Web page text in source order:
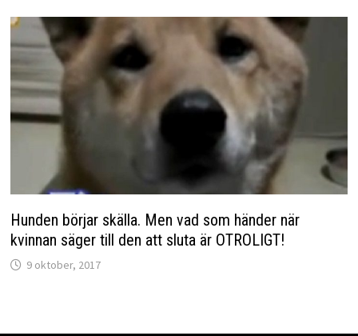
Hunden börjar skälla. Men vad som händer när
kvinnan säger till den att sluta är OTROLIGT!
9 oktober, 2017